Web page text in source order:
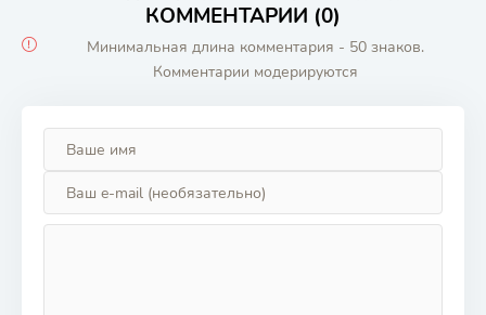
КОММЕНТАРИИ (0)
Минимальная длина комментария - 50 знаков.
Комментарии модерируются